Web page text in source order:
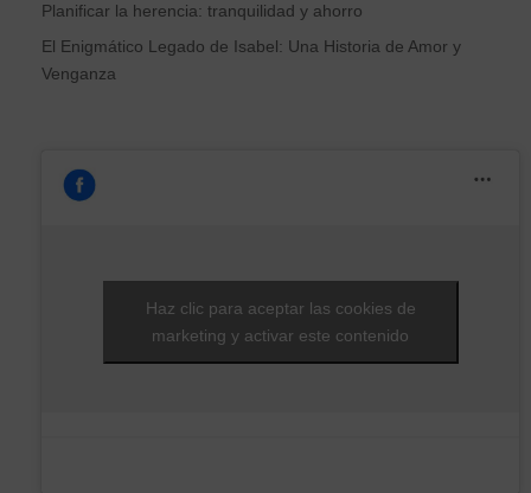
Planificar la herencia: tranquilidad y ahorro
El Enigmático Legado de Isabel: Una Historia de Amor y
Venganza
Haz clic para aceptar las cookies de
marketing y activar este contenido